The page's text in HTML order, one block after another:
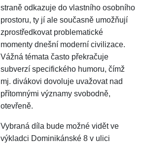
straně odkazuje do vlastního osobního
prostoru, ty jí ale současně umožňují
zprostředkovat problematické
momenty dnešní moderní civilizace.
Vážná témata často překračuje
subverzí specifického humoru, čímž
mj. divákovi dovoluje uvažovat nad
přítomnými významy svobodně,
otevřeně.
Vybraná díla bude možné vidět ve
výkladci Dominikánské 8 v ulici